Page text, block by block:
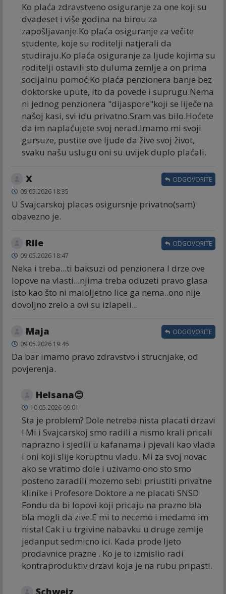
Ko plaća zdravstveno osiguranje za one koji su
dvadeset i više godina na birou za
zapošljavanje.Ko plaća osiguranje za večite
studente, koje su roditelji natjerali da
studiraju.Ko plaća osiguranje za ljude kojima su
roditelji ostavili sto duluma zemlje a on prima
socijalnu pomoć.Ko plaća penzionera banje bez
doktorske upute, ito da povede i suprugu.Nema
ni jednog penzionera "dijaspore"koji se liječe na
našoj kasi, svi idu privatno.Sram vas bilo.Hoćete
da im naplaćujete svoj nerad.Imamo mi svoji
gursuze, pustite ove ljude da žive svoj život,
svaku našu uslugu oni su uvijek duplo plaćali.
X
09.05.2026 18:35
U Svajcarskoj placas osigursnje privatno(sam)
obavezno je.
ODGOVORITE
Rile
09.05.2026 18:47
Neka i treba...ti baksuzi od penzionera I drze ove
lopove na vlasti...njima treba oduzeti pravo glasa
isto kao što ni maloljetno lice ga nema..ono nije
dovoljno zrelo a ovi su izlapeli...
ODGOVORITE
Maja
09.05.2026 19:46
Da bar imamo pravo zdravstvo i strucnjake, od
povjerenja.
ODGOVORITE
Helsana😊
10.05.2026 09:01
Sta je problem? Dole netreba nista placati drzavi
! Mi i Svajcarskoj smo radili a nismo krali pricali
naprazno i sjedili u kafanama i pjevali kao vlada
i oni koji slije koruptnu vladu. Mi za svoj novac
ako se vratimo dole i uzivamo ono sto smo
posteno zaradili mozemo sebi priustiti privatne
klinike i Profesore Doktore a ne placati SNSD
Fondu da bi lopovi koji pricaju na prazno bla
bla mogli da zive.E mi to necemo i medamo im
nista! Cak i u trgivine nabavku u druge zemlje
jedanput sedmicno ici. Kada prode ljeto
prodavnice prazne . Ko je to izmislio radi
kontraproduktiv drzavi koja je na rubu pripasti.
Schweiz